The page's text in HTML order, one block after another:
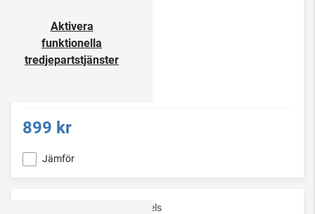
Aktivera
funktionella
tredjepartstjänster
899 kr
Jämför
Vogels